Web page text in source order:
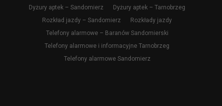
Dyżury aptek – Sandomierz
Dyżury aptek – Tarnobrzeg
Rozkład jazdy – Sandomierz
Rozkłady jazdy
Telefony alarmowe – Baranów Sandomierski
Telefony alarmowe i informacyjne Tarnobrzeg
Telefony alarmowe Sandomierz